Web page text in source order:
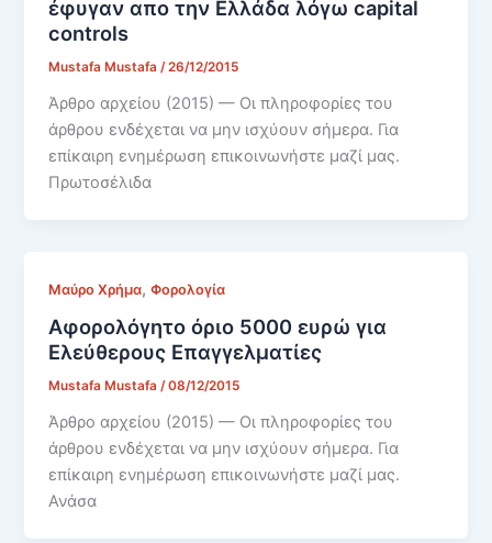
έφυγαν απο την Ελλάδα λόγω capital
controls
Mustafa Mustafa/26/12/2015
Άρθρο αρχείου (2015) — Οι πληροφορίες του
άρθρου ενδέχεται να μην ισχύουν σήμερα. Για
επίκαιρη ενημέρωση επικοινωνήστε μαζί μας.
Πρωτοσέλιδα
Mαύρο Xρήμα,Φορολογία
Αφορολόγητο όριο 5000 ευρώ για
Ελεύθερους Επαγγελματίες
Mustafa Mustafa/08/12/2015
Άρθρο αρχείου (2015) — Οι πληροφορίες του
άρθρου ενδέχεται να μην ισχύουν σήμερα. Για
επίκαιρη ενημέρωση επικοινωνήστε μαζί μας.
Ανάσα